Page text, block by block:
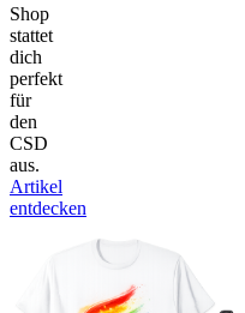
Shop
stattet
dich
perfekt
für
den
CSD
aus.
Artikel
entdecken